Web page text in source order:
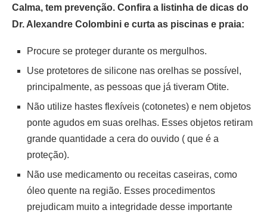
Calma, tem prevenção. Confira a listinha de dicas do
Dr. Alexandre Colombini e curta as piscinas e praia:
Procure se proteger durante os mergulhos.
Use protetores de silicone nas orelhas se possível,
principalmente, as pessoas que já tiveram Otite.
Não utilize hastes flexíveis (cotonetes) e nem objetos
ponte agudos em suas orelhas. Esses objetos retiram
grande quantidade a cera do ouvido ( que é a
proteção).
Não use medicamento ou receitas caseiras, como
óleo quente na região. Esses procedimentos
prejudicam muito a integridade desse importante